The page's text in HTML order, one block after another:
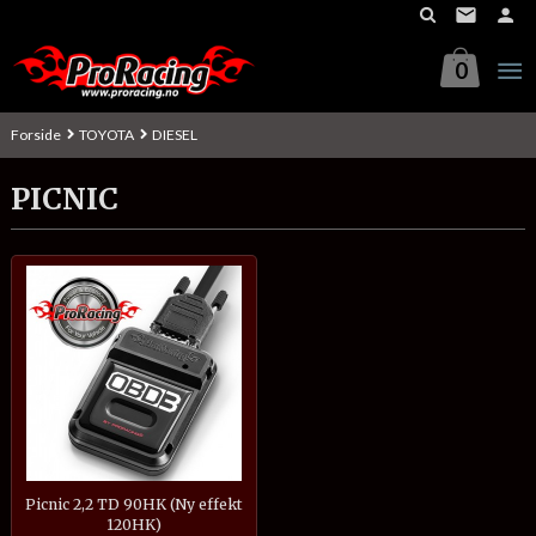
innholdet
0
Forside TOYOTA DIESEL
PICNIC
Picnic 2,2 TD 90HK (Ny effekt
120HK)